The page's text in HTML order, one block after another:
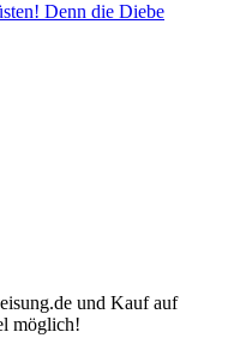
Denn die Diebe
und Kauf auf
möglich!